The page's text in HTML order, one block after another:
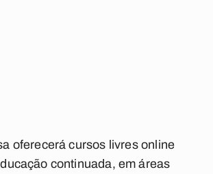
oferecerá cursos livres online
continuada, em áreas